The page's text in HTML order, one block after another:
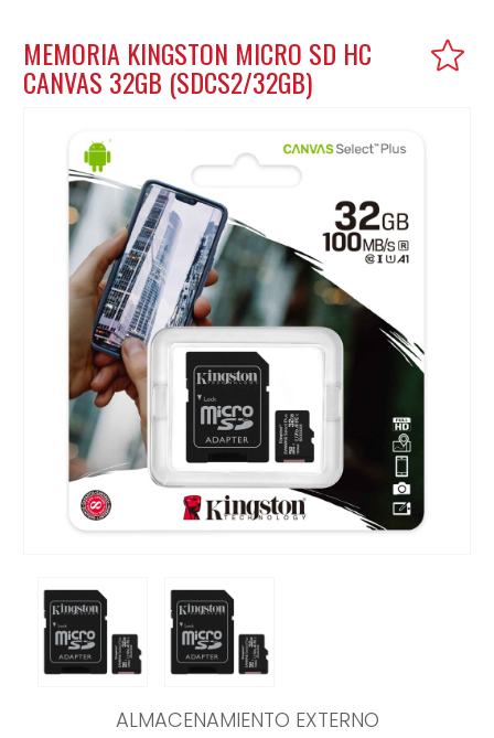
MEMORIA KINGSTON MICRO SD HC
CANVAS 32GB (SDCS2/32GB)
ALMACENAMIENTO EXTERNO